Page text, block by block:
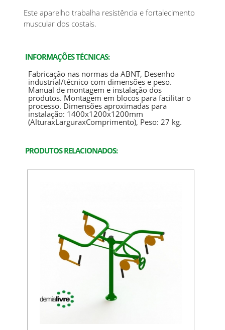
Este aparelho trabalha resistência e fortalecimento
muscular dos costais.
INFORMAÇÕES TÉCNICAS:
Fabricação nas normas da ABNT, Desenho
industrial/técnico com dimensões e peso.
Manual de montagem e instalação dos
produtos. Montagem em blocos para facilitar o
processo. Dimensões aproximadas para
instalação: 1400x1200x1200mm
(AlturaxLarguraxComprimento), Peso: 27 kg.
PRODUTOS RELACIONADOS: